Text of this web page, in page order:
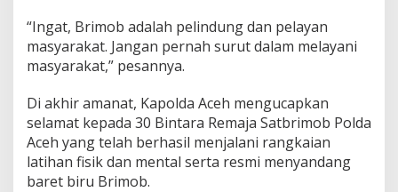
“Ingat, Brimob adalah pelindung dan pelayan
masyarakat. Jangan pernah surut dalam melayani
masyarakat,” pesannya.
Di akhir amanat, Kapolda Aceh mengucapkan
selamat kepada 30 Bintara Remaja Satbrimob Polda
Aceh yang telah berhasil menjalani rangkaian
latihan fisik dan mental serta resmi menyandang
baret biru Brimob.